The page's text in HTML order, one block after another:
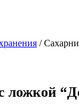
/
ложкой